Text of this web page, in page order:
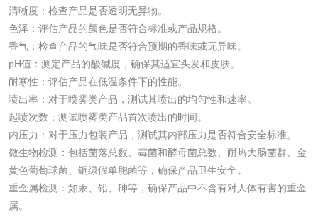
清晰度：检查产品是否透明无异物。
色泽：评估产品的颜色是否符合标准或产品规格。
香气：检查产品的气味是否符合预期的香味或无异味。
pH值：测定产品的酸碱度，确保其适宜头发和皮肤。
耐寒性：评估产品在低温条件下的性能。
喷出率：对于喷雾类产品，测试其喷出的均匀性和速率。
起喷次数：测试喷雾类产品首次喷出的时间。
内压力：对于压力包装产品，测试其内部压力是否符合安全标准。
微生物检测：包括菌落总数、霉菌和酵母菌总数、耐热大肠菌群、金
黄色葡萄球菌、铜绿假单胞菌等，确保产品卫生安全。
重金属检测：如汞、铅、砷等，确保产品中不含有对人体有害的重金
属。
化妆品
化妆品毒理试验 化妆品毒理测试
化妆品眼刺激试验 化妆品皮肤刺激试
验
性试验
皮肤光变态反应试